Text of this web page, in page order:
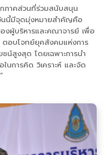
ภาคส่วนที่ร่วมสนับสนุน
นนี้มีจุดมุ่งหมายสำคัญคือ
งผู้บริหารและคณาจารย์ เพื่อ
ตอบโจทย์ยุคสังคมแห่งการ
ชน์สูงสุด โดยเฉพาะการนำ
นการคิด วิเคราะห์ และจัด